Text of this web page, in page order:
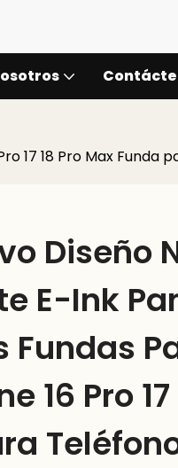
17 18 Pro Max Funda
Diseño
E-Ink
Fundas
16 Pro